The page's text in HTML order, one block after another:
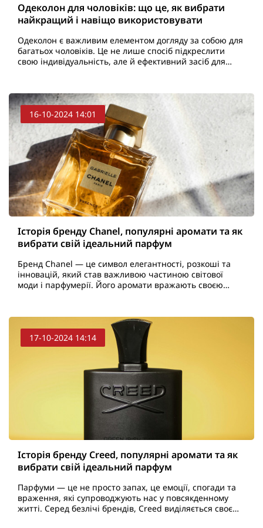
Одеколон для чоловіків: що це, як вибрати
найкращий і навіщо використовувати
Одеколон є важливим елементом догляду за собою для
багатьох чоловіків. Це не лише спосіб підкреслити
свою індивідуальність, але й ефективний засіб для
16-10-2024 14:01
Історія бренду Chanel, популярні аромати та як
вибрати свій ідеальний парфум
Бренд Chanel — це символ елегантності, розкоші та
інновацій, який став важливою частиною світової
моди і парфумерії. Його аромати вражають своєю
17-10-2024 14:14
Історія бренду Creed, популярні аромати та як
вибрати свій ідеальний парфум
Парфуми — це не просто запах, це емоції, спогади та
враження, які супроводжують нас у повсякденному
житті. Серед безлічі брендів, Creed виділяється своєю